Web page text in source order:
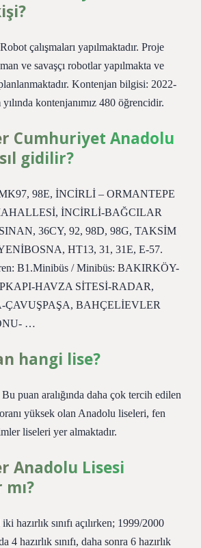
çalışmaları yapılmaktadır. Proje
ve savaşçı robotlar yapılmakta ve
Kontenjan bilgisi: 2022-
kontenjanımız 480 öğrencidir.
Cumhuriyet Anadolu
gidilir?
98E, İNCİRLİ – ORMANTEPE
İNCİRLİ-BAĞCILAR
36CY, 92, 98D, 98G, TAKSİM
HT13, 31, 31E, E-57.
B1.Minibüs / Minibüs: BAKIRKÖY-
HAVZA SİTESİ-RADAR,
BAHÇELİEVLER
…
hangi lise?
puan aralığında daha çok tercih edilen
yüksek olan Anadolu liseleri, fen
liseleri yer almaktadır.
Anadolu Lisesi
hazırlık sınıfı açılırken; 1999/2000
4 hazırlık sınıfı, daha sonra 6 hazırlık